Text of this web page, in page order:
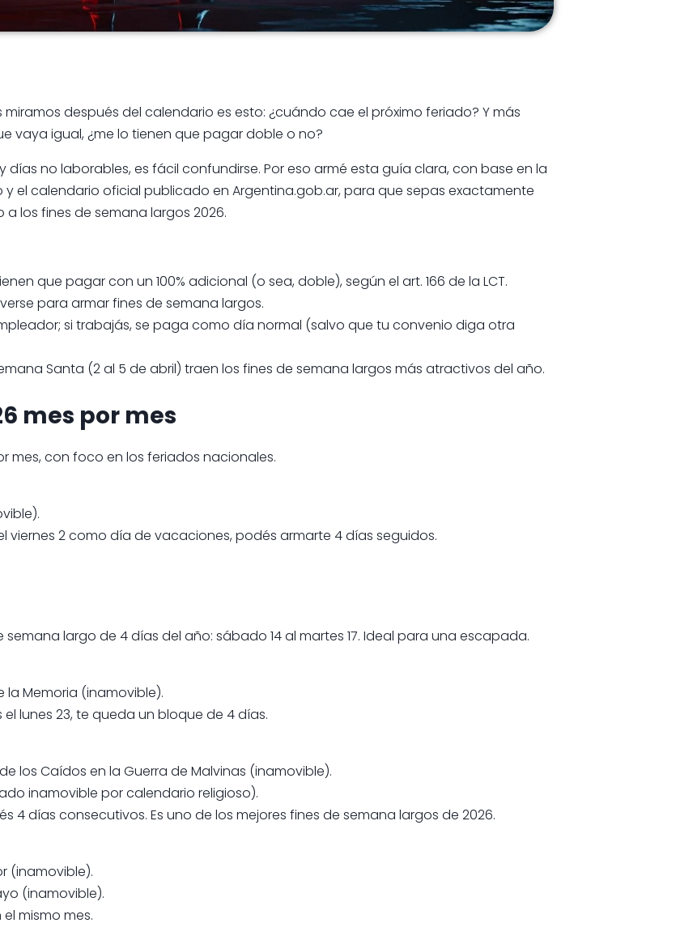
después del calendario es esto: ¿cuándo cae el próximo feriado? Y más
vaya igual, ¿me lo tienen que pagar doble o no?
días no laborables, es fácil confundirse. Por eso armé esta guía clara, con base en la
y el calendario oficial publicado en Argentina.gob.ar, para que sepas exactamente
los fines de semana largos 2026.
que pagar con un 100% adicional (o sea, doble), según el art. 166 de la LCT.
para armar fines de semana largos.
si trabajás, se paga como día normal (salvo que tu convenio diga otra
Santa (2 al 5 de abril) traen los fines de semana largos más atractivos del año.
mes por mes
mes, con foco en los feriados nacionales.
viernes 2 como día de vacaciones, podés armarte 4 días seguidos.
largo de 4 días del año: sábado 14 al martes 17. Ideal para una escapada.
la Memoria (inamovible).
lunes 23, te queda un bloque de 4 días.
los Caídos en la Guerra de Malvinas (inamovible).
inamovible por calendario religioso).
4 días consecutivos. Es uno de los mejores fines de semana largos de 2026.
(inamovible).
(inamovible).
mismo mes.